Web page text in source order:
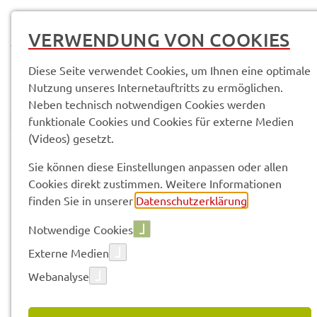
Neuig­kei­ten
VERWENDUNG VON COOKIES
Diese Seite verwendet Cookies, um Ihnen eine optimale
Nutzung unseres Internetauftritts zu ermöglichen.
Neben technisch notwendigen Cookies werden
funktionale Cookies und Cookies für externe Medien
(Videos) gesetzt.
Sie können diese Einstellungen anpassen oder allen
Cookies direkt zustimmen. Weitere Informationen
finden Sie in unserer Datenschutzerklärung
Notwendige Cookies
Externe Medien
Webanalyse